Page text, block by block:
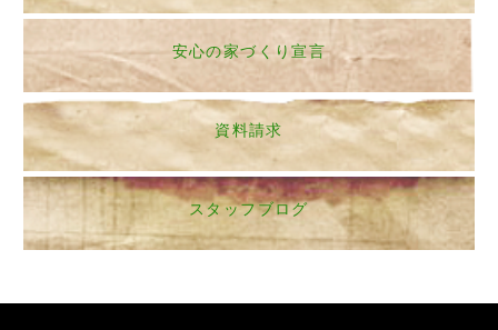
安心の家づくり宣言
資料請求
スタッフブログ